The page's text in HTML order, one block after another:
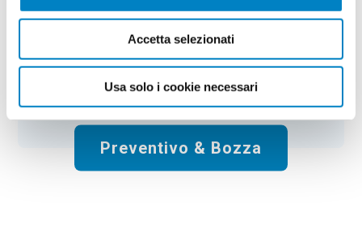
Accetta selezionati
Usa solo i cookie necessari
Il prezzo non include la stampa
Spese di spedizione:
€42.00
Preventivo & Bozza